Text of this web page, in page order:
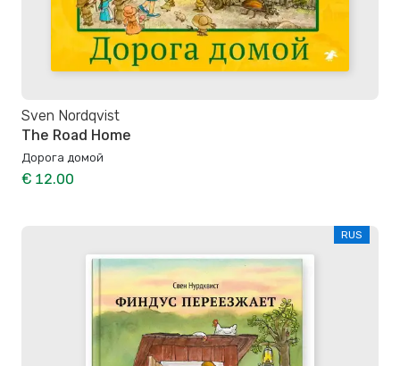
Sven Nordqvist
The Road Home
Дорога домой
€ 12.00
RUS